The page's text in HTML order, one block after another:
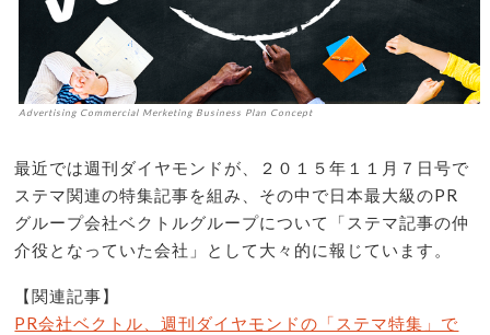
Advertising Commercial Merketing Business Plan Concept
最近では週刊ダイヤモンドが、２０１５年１１月７日号で
ステマ関連の特集記事を組み、その中で日本最大級のPR
グループ会社ベクトルグループについて「ステマ記事の仲
介役となっていた会社」として大々的に報じています。
【関連記事】
PR会社ベクトル、週刊ダイヤモンドの「ステマ特集」で